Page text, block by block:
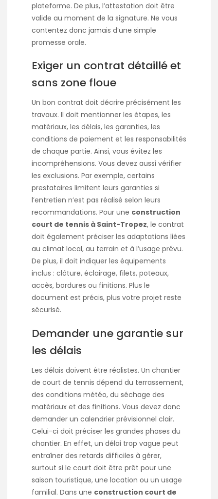
plateforme. De plus, l’attestation doit être
valide au moment de la signature. Ne vous
contentez donc jamais d’une simple
promesse orale.
Exiger un contrat détaillé et
sans zone floue
Un bon contrat doit décrire précisément les
travaux. Il doit mentionner les étapes, les
matériaux, les délais, les garanties, les
conditions de paiement et les responsabilités
de chaque partie. Ainsi, vous évitez les
incompréhensions. Vous devez aussi vérifier
les exclusions. Par exemple, certains
prestataires limitent leurs garanties si
l’entretien n’est pas réalisé selon leurs
recommandations. Pour une construction
court de tennis à Saint-Tropez, le contrat
doit également préciser les adaptations liées
au climat local, au terrain et à l’usage prévu.
De plus, il doit indiquer les équipements
inclus : clôture, éclairage, filets, poteaux,
accès, bordures ou finitions. Plus le
document est précis, plus votre projet reste
sécurisé.
Demander une garantie sur
les délais
Les délais doivent être réalistes. Un chantier
de court de tennis dépend du terrassement,
des conditions météo, du séchage des
matériaux et des finitions. Vous devez donc
demander un calendrier prévisionnel clair.
Celui-ci doit préciser les grandes phases du
chantier. En effet, un délai trop vague peut
entraîner des retards difficiles à gérer,
surtout si le court doit être prêt pour une
saison touristique, une location ou un usage
familial. Dans une construction court de